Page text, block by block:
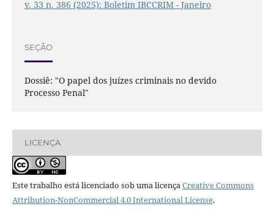
v. 33 n. 386 (2025): Boletim IBCCRIM - Janeiro
SEÇÃO
Dossiê: "O papel dos juízes criminais no devido
Processo Penal"
LICENÇA
Este trabalho está licenciado sob uma licençaCreative Commons
Attribution-NonCommercial 4.0 International License.